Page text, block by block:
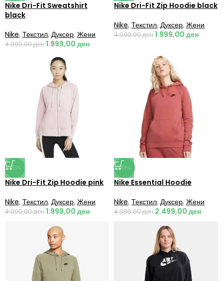
Nike Dri-Fit Sweatshirt
black
Nike, Текстил, Дуксер, Жени
4.090,00ден1.999,00 ден
Nike Dri-Fit Zip Hoodie black
Nike, Текстил, Дуксер, Жени
4.090,00ден1.999,00 ден
-51%
Nike Dri-Fit Zip Hoodie pink
Nike, Текстил, Дуксер, Жени
4.090,00ден1.999,00 ден
-39%
Nike Essential Hoodie
Nike, Текстил, Дуксер, Жени
4.099,00ден 2.499,00 ден